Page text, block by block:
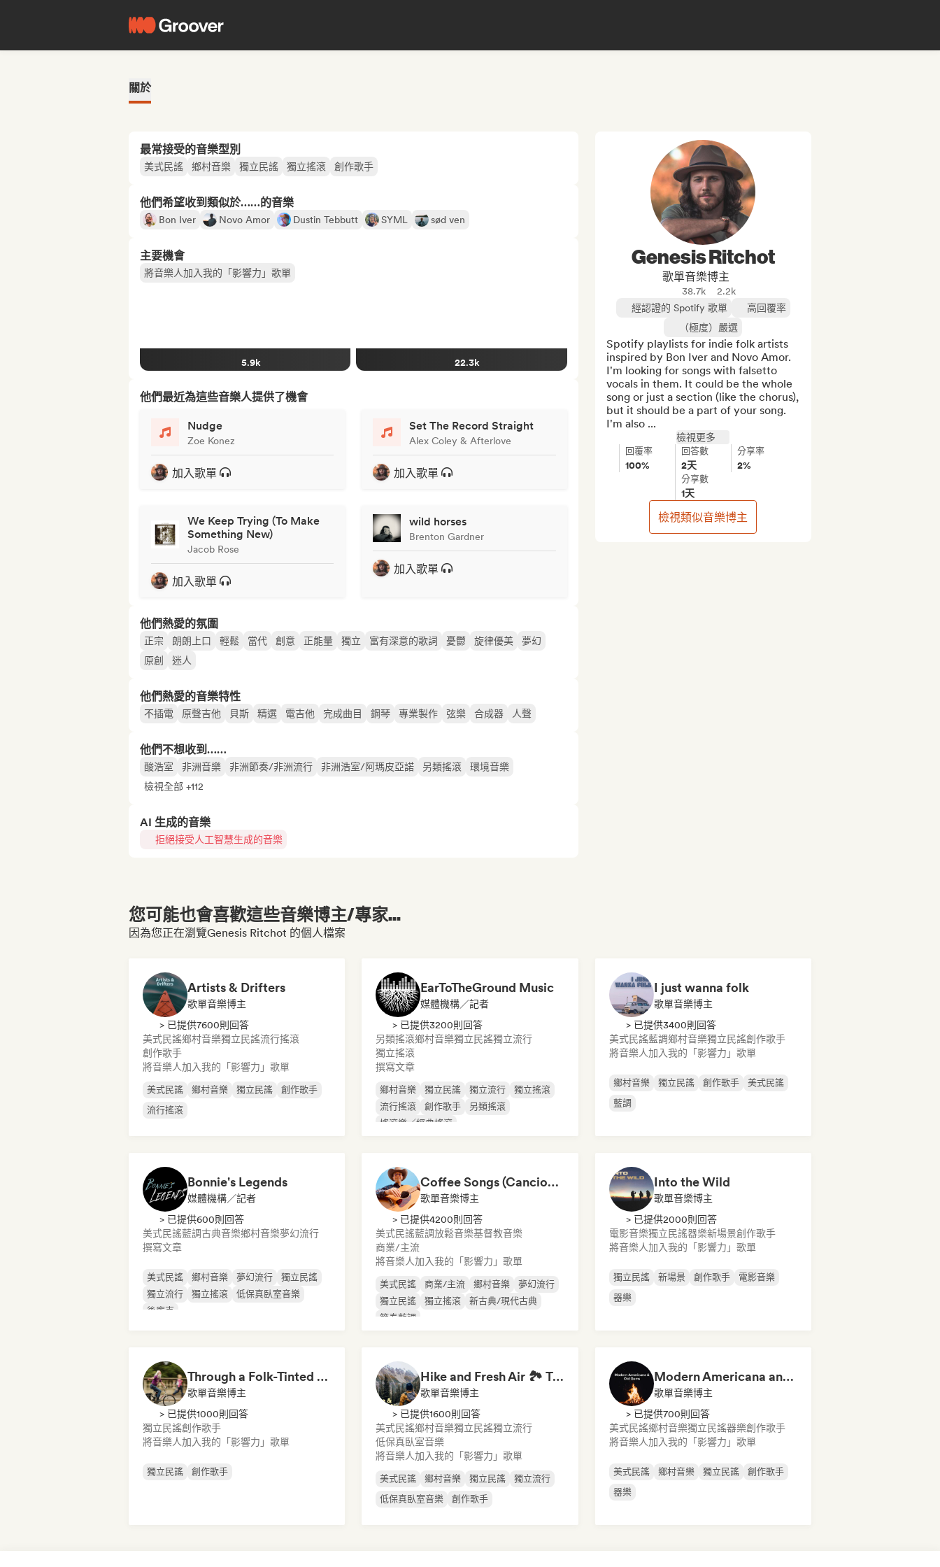
關於
最常接受的音樂型別
美式民謠 鄉村音樂 獨立民謠 獨立搖滾 創作歌手
他們希望收到類似於……的音樂
Bon Iver Novo Amor Dustin Tebbutt SYML sød ven
主要機會
將音樂人加入我的「影響力」歌單
5.9k 22.3k
他們最近為這些音樂人提供了機會
Nudge
Zoe Konez
加入歌單
Set The Record Straight
Alex Coley & Afterlove
加入歌單
We Keep Trying (To Make
Something New)
Jacob Rose
加入歌單
wild horses
Brenton Gardner
加入歌單
他們熱愛的氛圍
正宗 朗朗上口 輕鬆 當代 創意 正能量 獨立 富有深意的歌詞 憂鬱 旋律優美
夢幻
原創
迷人
他們熱愛的音樂特性
不插電 原聲吉他 貝斯 精選 電吉他 完成曲目 鋼琴 專業製作 弦樂 合成器 人聲
他們不想收到……
酸浩室 非洲音樂 非洲節奏/非洲流行 非洲浩室/阿瑪皮亞諾 另類搖滾
環境音樂
檢視全部 +112
AI 生成的音樂
拒絕接受人工智慧生成的音樂
Genesis Ritchot
歌單音樂博主
38.7k
2.2k
經認證的 Spotify 歌單
高回覆率
（極度）嚴選
Spotify playlists for indie folk artists
inspired by Bon Iver and Novo Amor.
I'm looking for songs with falsetto
vocals in them. It could be the whole
song or just a section (like the chorus),
but it should be a part of your song.
I'm also ...
檢視更多
回覆率
100%
回答數
2天
分享率
2%
分享數
1天
檢視類似音樂博主
您可能也會喜歡這些音樂博主/專家...
因為您正在瀏覽Genesis Ritchot 的個人檔案
Artists & Drifters
歌單音樂博主
> 已提供7600則回答
美式民謠鄉村音樂獨立民謠流行搖滾
創作歌手
將音樂人加入我的「影響力」歌單
美式民謠 鄉村音樂 獨立民謠
創作歌手
流行搖滾
EarToTheGround Music
媒體機構／記者
> 已提供3200則回答
另類搖滾鄉村音樂獨立民謠獨立流行
獨立搖滾
撰寫文章
鄉村音樂 獨立民謠 獨立流行
獨立搖滾
流行搖滾
創作歌手
另類搖滾
搖滾樂／經典搖滾
I just wanna folk
歌單音樂博主
> 已提供3400則回答
美式民謠藍調鄉村音樂獨立民謠創作歌手
將音樂人加入我的「影響力」歌單
鄉村音樂 獨立民謠 創作歌手
美式民謠
藍調
Bonnie's Legends
媒體機構／記者
> 已提供600則回答
美式民謠藍調古典音樂鄉村音樂夢幻流行
撰寫文章
美式民謠 鄉村音樂 夢幻流行
獨立民謠
獨立流行
獨立搖滾
低保真臥室音樂
後龐克
Coffee Songs (Canciones de café)
歌單音樂博主
> 已提供4200則回答
美式民謠藍調放鬆音樂基督教音樂
商業/主流
將音樂人加入我的「影響力」歌單
美式民謠 商業/主流 鄉村音樂
夢幻流行
獨立民謠
獨立搖滾
新古典/現代古典
節奏藍調
Into the Wild
歌單音樂博主
> 已提供2000則回答
電影音樂獨立民謠器樂新場景創作歌手
將音樂人加入我的「影響力」歌單
獨立民謠 新場景 創作歌手
電影音樂
器樂
Through a Folk-Tinted Glass
歌單音樂博主
> 已提供1000則回答
獨立民謠創作歌手
將音樂人加入我的「影響力」歌單
獨立民謠 創作歌手
Hike and Fresh Air 🏞️ Trail-Ready Indie Folk & Acoustic
歌單音樂博主
> 已提供1600則回答
美式民謠鄉村音樂獨立民謠獨立流行
低保真臥室音樂
將音樂人加入我的「影響力」歌單
美式民謠 鄉村音樂 獨立民謠
獨立流行
低保真臥室音樂
創作歌手
Modern Americana and Old Gems – Folk and Alt Country
歌單音樂博主
> 已提供700則回答
美式民謠鄉村音樂獨立民謠器樂創作歌手
將音樂人加入我的「影響力」歌單
美式民謠 鄉村音樂 獨立民謠
創作歌手
器樂